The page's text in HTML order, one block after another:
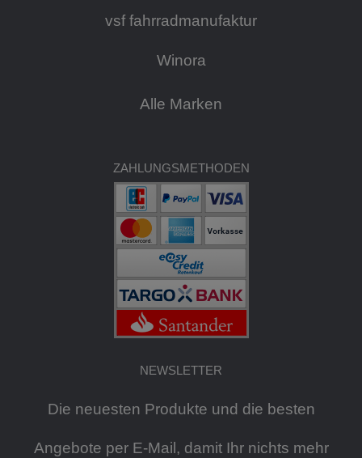
vsf fahrradmanufaktur
Winora
Alle Marken
ZAHLUNGSMETHODEN
NEWSLETTER
Die neuesten Produkte und die besten
Angebote per E-Mail, damit Ihr nichts mehr